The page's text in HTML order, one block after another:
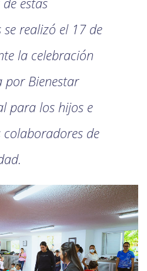
realizó el 17 de
la celebración
por Bienestar
para los hijos e
colaboradores de